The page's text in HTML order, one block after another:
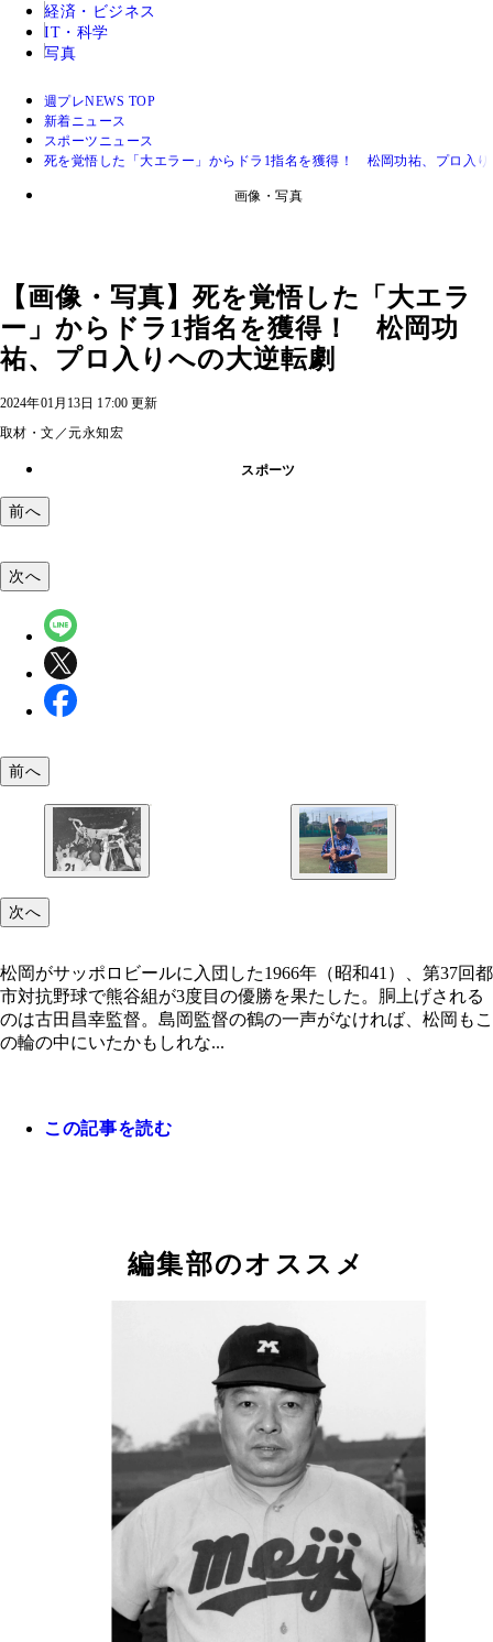
経済・ビジネス
IT・科学
写真
週プレNEWS TOP
新着ニュース
スポーツニュース
死を覚悟した「大エラー」からドラ1指名を獲得！ 松岡功祐、プロ入
画像・写真
【画像・写真】死を覚悟した「大エラ
ー」からドラ1指名を獲得！ 松岡功
祐、プロ入りへの大逆転劇
2024年01月13日 17:00 更新
取材・文／元永知宏
スポーツ
前へ
げされるのは古田昌幸監督。島岡監督の鶴の一声
れば、松岡もこの輪の中にいたかもしれない（写
同）
次へ
前へ
次へ
松岡がサッポロビールに入団した1966年（昭和41）、第37回都
市対抗野球で熊谷組が3度目の優勝を果たした。胴上げされる
のは古田昌幸監督。島岡監督の鶴の一声がなければ、松岡もこ
の輪の中にいたかもしれな...
この記事を読む
編集部のオススメ